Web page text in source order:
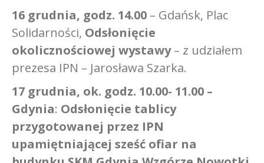
16 grudnia, godz. 14.00 – Gdańsk, Plac
Solidarności, Odsłonięcie
okolicznościowej wystawy– z udziałem
prezesa IPN – Jarosława Szarka.
17 grudnia, ok. godz. 10.00- 11.00 –
Gdynia: Odsłonięcie tablicy
przygotowanej przez IPN
upamiętniającej sześć ofiar na